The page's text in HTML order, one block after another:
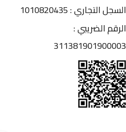
السجل التجاري : 1010820435
الرقم الضريبي :
311381901900003